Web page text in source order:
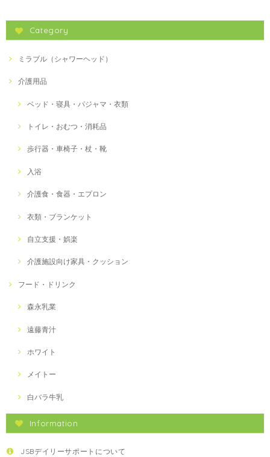
Category
ミラブル（シャワーヘッド）
介護用品
ベッド・寝具・パジャマ・衣類
トイレ・おむつ・消耗品
歩行器・車椅子・杖・靴
入浴
介護食・食器・エプロン
衣類・ブランケット
自立支援・娯楽
介護施設向け家具・クッション
フード・ドリンク
森永乳業
遠藤青汁
ホワイト
メイトー
白バラ牛乳
Information
JSBデイリーサポートについて